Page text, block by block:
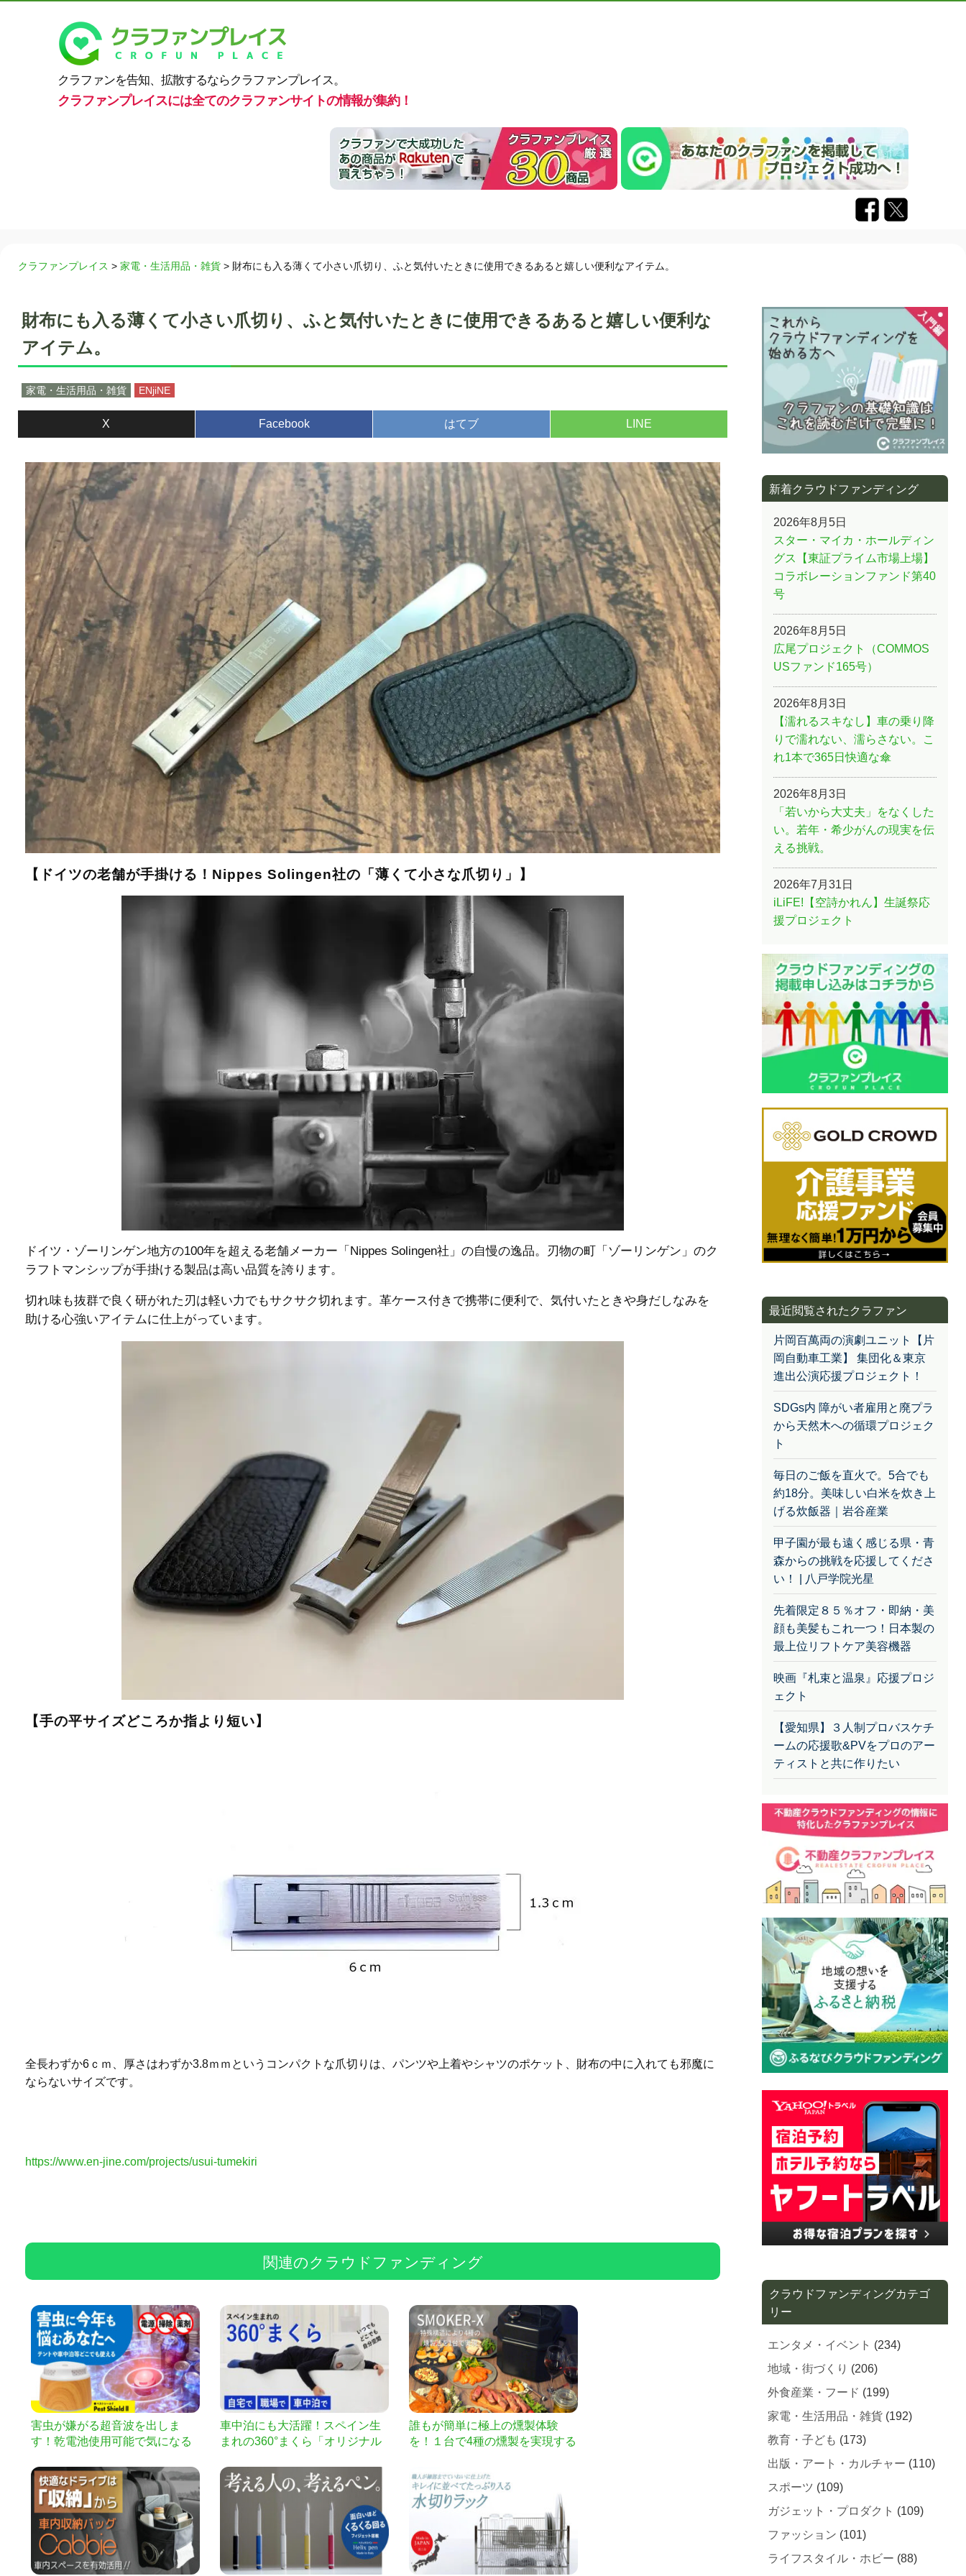
クラファンを告知、拡散するならクラファンプレイス。
クラファンプレイスには全てのクラファンサイトの情報が集約！
クラファンプレイス > 家電・生活用品・雑貨 > 財布にも入る薄くて小さい爪切り、ふと気付いたときに使用できるあると嬉しい便利なアイテム。
財布にも入る薄くて小さい爪切り、ふと気付いたときに使用できるあると嬉しい便利な
アイテム。
家電・生活用品・雑貨 ENjiNE
X Facebook はてブ LINE
【ドイツの老舗が手掛ける！Nippes Solingen社の「薄くて小さな爪切り」】
ドイツ・ゾーリンゲン地方の100年を超える老舗メーカー「Nippes Solingen社」の自慢の逸品。刃物の町「ゾーリンゲン」のク
ラフトマンシップが手掛ける製品は高い品質を誇ります。
切れ味も抜群で良く研がれた刃は軽い力でもサクサク切れます。革ケース付きで携帯に便利で、気付いたときや身だしなみを
助ける心強いアイテムに仕上がっています。
【手の平サイズどころか指より短い】
全長わずか6ｃｍ、厚さはわずか3.8ｍｍというコンパクトな爪切りは、パンツや上着やシャツのポケット、財布の中に入れても邪魔に
ならないサイズです。
https://www.en-jine.com/projects/usui-tumekiri
関連のクラウドファンディング
害虫が嫌がる超音波を出しま
す！乾電池使用可能で気になる
車中泊にも大活躍！スペイン生
まれの360°まくら「オリジナル
誰もが簡単に極上の燻製体験
を！１台で4種の燻製を実現する
新着クラウドファンディング
2026年8月5日
スター・マイカ・ホールディン
グス【東証プライム市場上場】
コラボレーションファンド第40
号
2026年8月5日
広尾プロジェクト（COMMOS
USファンド165号）
2026年8月3日
【濡れるスキなし】車の乗り降
りで濡れない、濡らさない。こ
れ1本で365日快適な傘
2026年8月3日
「若いから大丈夫」をなくした
い。若年・希少がんの現実を伝
える挑戦。
2026年7月31日
iLiFE!【空詩かれん】生誕祭応
援プロジェクト
最近閲覧されたクラファン
片岡百萬両の演劇ユニット【片
岡自動車工業】 集団化＆東京
進出公演応援プロジェクト！
SDGs内 障がい者雇用と廃プラ
から天然木への循環プロジェク
ト
毎日のご飯を直火で。5合でも
約18分。美味しい白米を炊き上
げる炊飯器｜岩谷産業
甲子園が最も遠く感じる県・青
森からの挑戦を応援してくださ
い！ | 八戸学院光星
先着限定８５％オフ・即納・美
顔も美髪もこれ一つ！日本製の
最上位リフトケア美容機器
映画『札束と温泉』応援プロジ
ェクト
【愛知県】３人制プロバスケチ
ームの応援歌&PVをプロのアー
ティストと共に作りたい
クラウドファンディングカテゴ
リー
エンタメ・イベント (234)
地域・街づくり (206)
外食産業・フード (199)
家電・生活用品・雑貨 (192)
教育・子ども (173)
出版・アート・カルチャー (110)
スポーツ (109)
ガジェット・プロダクト (109)
ファッション (101)
ライフスタイル・ホビー (88)